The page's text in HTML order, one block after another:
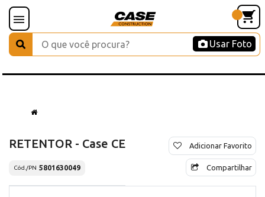
Usar Foto
RETENTOR - Case CE
Cód./PN 5801630049
Adicionar Favorito
Compartilhar